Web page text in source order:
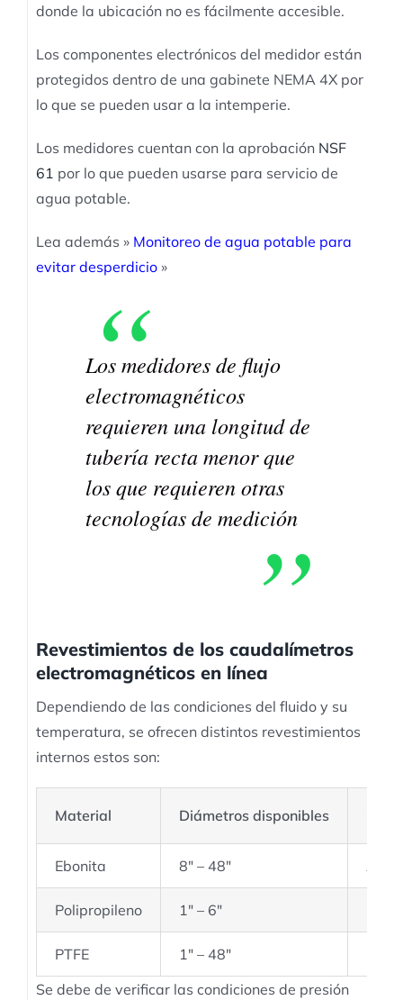
donde la ubicación no es fácilmente accesible.
Los componentes electrónicos del medidor están
protegidos dentro de una gabinete NEMA 4X por
lo que se pueden usar a la intemperie.
Los medidores cuentan con la aprobación NSF
61 por lo que pueden usarse para servicio de
agua potable.
Lea además » Monitoreo de agua potable para
evitar desperdicio »
Los medidores de flujo
electromagnéticos
requieren una longitud de
tubería recta menor que
los que requieren otras
tecnologías de medición
Revestimientos de los caudalímetros
electromagnéticos en línea
Dependiendo de las condiciones del fluido y su
temperatura, se ofrecen distintos revestimientos
internos estos son:
Material Diámetros disponibles
Ebonita 8″ – 48″
Polipropileno 1″ – 6″
PTFE 1″ – 48″
Se debe de verificar las condiciones de presión